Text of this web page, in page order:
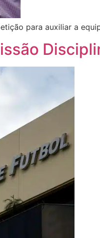
para auxiliar a